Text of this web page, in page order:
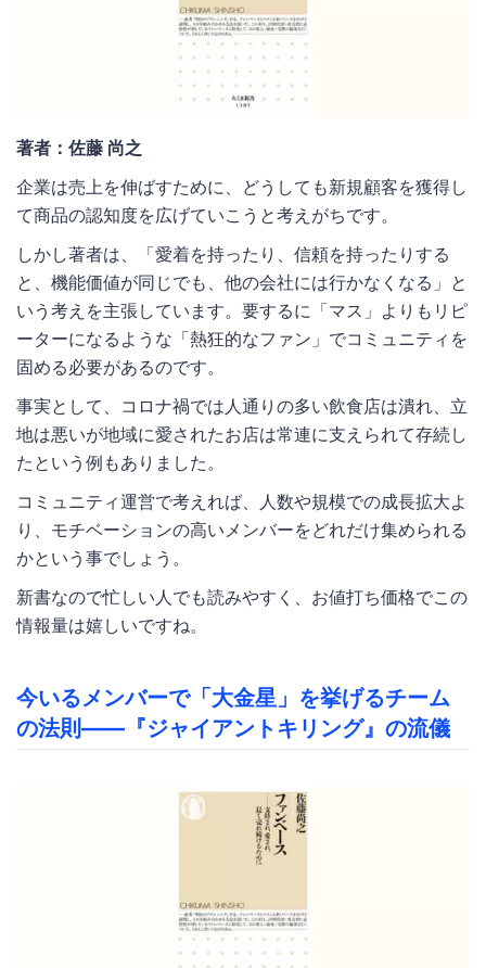
著者：佐藤 尚之
企業は売上を伸ばすために、どうしても新規顧客を獲得し
て商品の認知度を広げていこうと考えがちです。
しかし著者は、「愛着を持ったり、信頼を持ったりする
と、機能価値が同じでも、他の会社には行かなくなる」と
いう考えを主張しています。要するに「マス」よりもリピ
ーターになるような「熱狂的なファン」でコミュニティを
固める必要があるのです。
事実として、コロナ禍では人通りの多い飲食店は潰れ、立
地は悪いが地域に愛されたお店は常連に支えられて存続し
たという例もありました。
コミュニティ運営で考えれば、人数や規模での成長拡大よ
り、モチベーションの高いメンバーをどれだけ集められる
かという事でしょう。
新書なので忙しい人でも読みやすく、お値打ち価格でこの
情報量は嬉しいですね。
今いるメンバーで「大金星」を挙げるチーム
の法則――『ジャイアントキリング』の流儀